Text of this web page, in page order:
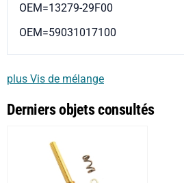
OEM=13279-29F00
OEM=59031017100
plus Vis de mélange
Derniers objets consultés